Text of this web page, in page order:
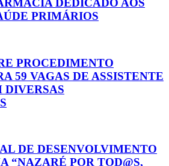
DEDICADO AOS
PRIMÁRIOS
PROCEDIMENTO
59 VAGAS DE ASSISTENTE
DIVERSAS
DE DESENVOLVIMENTO
“NAZARÉ POR TOD@S,